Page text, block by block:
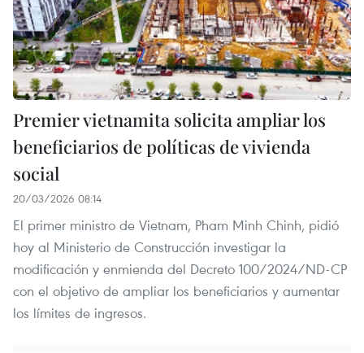
Premier vietnamita solicita ampliar los
beneficiarios de políticas de vivienda
social
20/03/2026 08:14
El primer ministro de Vietnam, Pham Minh Chinh, pidió
hoy al Ministerio de Construcción investigar la
modificación y enmienda del Decreto 100/2024/ND-CP
con el objetivo de ampliar los beneficiarios y aumentar
los límites de ingresos.